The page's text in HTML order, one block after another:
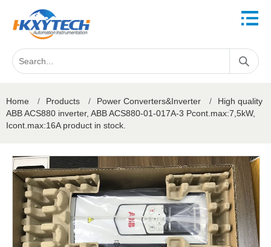
Home / Products / Power Converters&Inverter /
High quality
ABB ACS880 inverter, ABB ACS880-01-017A-3 Pcont.max:7,5kW,
Icont.max:16A product in stock.